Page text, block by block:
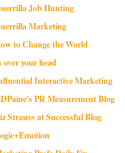
Job Hunting
Marketing
to Change the World
over your head
Interactive Marketing
PR Measurement Blog
Strauss at Successful Blog